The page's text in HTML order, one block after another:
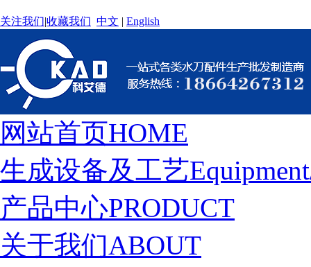
关注我们|收藏我们 中文 | English
网站首页HOME
生成设备及工艺
产品中心PRODUCT
关于我们ABOUT